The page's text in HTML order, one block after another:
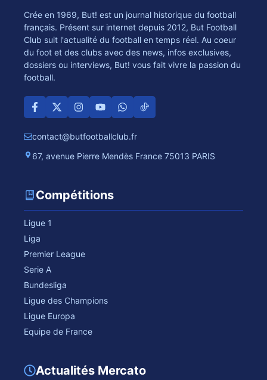
Crée en 1969, But! est un journal historique du football
français. Présent sur internet depuis 2012, But Football
Club suit l'actualité du football en temps réel. Au coeur
du foot et des clubs avec des news, infos exclusives,
dossiers ou interviews, But! vous fait vivre la passion du
football.
contact@butfootballclub.fr
67, avenue Pierre Mendès France 75013 PARIS
Compétitions
Ligue 1
Liga
Premier League
Serie A
Bundesliga
Ligue des Champions
Ligue Europa
Equipe de France
Actualités Mercato